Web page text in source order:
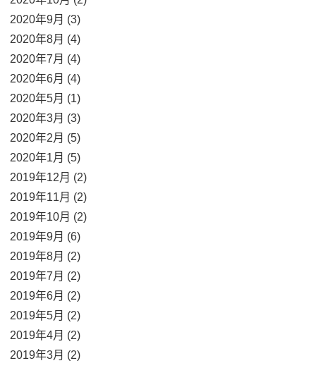
2020年9月 (3)
2020年8月 (4)
2020年7月 (4)
2020年6月 (4)
2020年5月 (1)
2020年3月 (3)
2020年2月 (5)
2020年1月 (5)
2019年12月 (2)
2019年11月 (2)
2019年10月 (2)
2019年9月 (6)
2019年8月 (2)
2019年7月 (2)
2019年6月 (2)
2019年5月 (2)
2019年4月 (2)
2019年3月 (2)